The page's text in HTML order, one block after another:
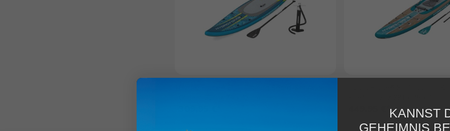
KANNST
GEHEIMNIS